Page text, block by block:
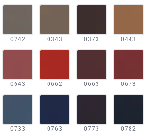
0242 0343 0373 0443
0643 0662 0663 0673
0733 0763 0773 0782